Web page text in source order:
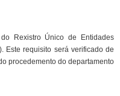
Rexistro Único de Entidades
Este requisito será verificado de
procedemento do departamento